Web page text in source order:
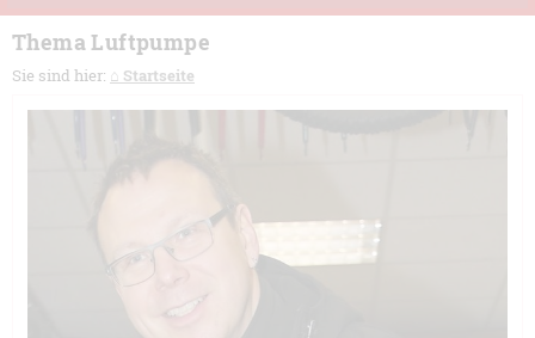
Thema Luftpumpe
Sie sind hier: ⌂ Startseite